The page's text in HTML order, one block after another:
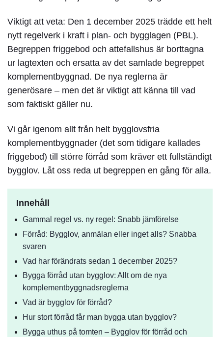
Viktigt att veta: Den 1 december 2025 trädde ett helt
nytt regelverk i kraft i plan- och bygglagen (PBL).
Begreppen friggebod och attefallshus är borttagna
ur lagtexten och ersatta av det samlade begreppet
komplementbyggnad. De nya reglerna är
generösare – men det är viktigt att känna till vad
som faktiskt gäller nu.
Vi går igenom allt från helt bygglovsfria
komplementbyggnader (det som tidigare kallades
friggebod) till större förråd som kräver ett fullständigt
bygglov. Låt oss reda ut begreppen en gång för alla.
Innehåll
Gammal regel vs. ny regel: Snabb jämförelse
Förråd: Bygglov, anmälan eller inget alls? Snabba
svaren
Vad har förändrats sedan 1 december 2025?
Bygga förråd utan bygglov: Allt om de nya
komplementbyggnadsreglerna
Vad är bygglov för förråd?
Hur stort förråd får man bygga utan bygglov?
Bygga uthus på tomten – Bygglov för förråd och